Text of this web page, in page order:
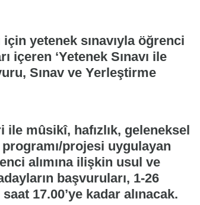
için yetenek sınavıyla öğrenci
‘Yetenek Sınavı ile
Sınav ve Yerleştirme
mûsikî, hafızlık, geleneksel
projesi uygulayan
alımına ilişkin usul ve
başvuruları, 1-26
17.00’ye kadar alınacak.